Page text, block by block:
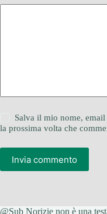
Salva il mio nome,
la prossima volta che
Invia commento
@Sub Norizie non è una